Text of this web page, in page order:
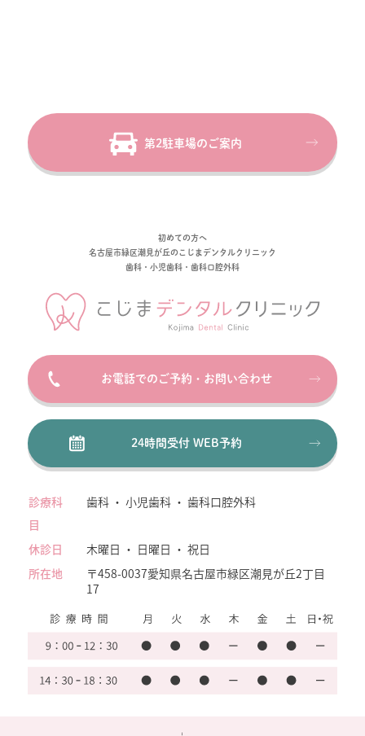
第2駐車場のご案内
初めての方へ
名古屋市緑区潮見が丘のこじまデンタルクリニック
歯科・小児歯科・歯科口腔外科
お電話でのご予約・お問い合わせ
24時間受付 WEB予約
診療科
目
歯科 ・ 小児歯科 ・ 歯科口腔外科
休診日
木曜日 ・ 日曜日 ・ 祝日
所在地
〒458-0037愛知県名古屋市緑区潮見が丘2丁目
17